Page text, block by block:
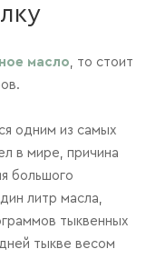
масло, то стоит
одним из самых
в мире, причина
большого
литр масла,
тыквенных
тыкве весом